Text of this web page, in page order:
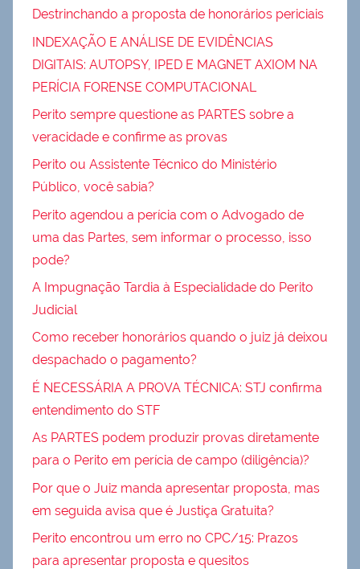
Destrinchando a proposta de honorários periciais
INDEXAÇÃO E ANÁLISE DE EVIDÊNCIAS
DIGITAIS: AUTOPSY, IPED E MAGNET AXIOM NA
PERÍCIA FORENSE COMPUTACIONAL
Perito sempre questione as PARTES sobre a
veracidade e confirme as provas
Perito ou Assistente Técnico do Ministério
Público, você sabia?
Perito agendou a perícia com o Advogado de
uma das Partes, sem informar o processo, isso
pode?
A Impugnação Tardia à Especialidade do Perito
Judicial
Como receber honorários quando o juiz já deixou
despachado o pagamento?
É NECESSÁRIA A PROVA TÉCNICA: STJ confirma
entendimento do STF
As PARTES podem produzir provas diretamente
para o Perito em perícia de campo (diligência)?
Por que o Juiz manda apresentar proposta, mas
em seguida avisa que é Justiça Gratuita?
Perito encontrou um erro no CPC/15: Prazos
para apresentar proposta e quesitos